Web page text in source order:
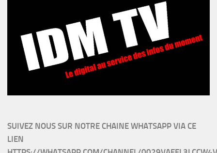
SUIVEZ NOUS SUR NOTRE CHAINE WHATSAPP VIA CE
LIEN